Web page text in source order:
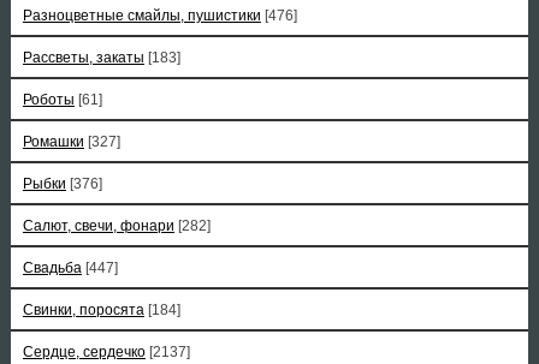
Разноцветные смайлы, пушистики [476]
Рассветы, закаты [183]
Роботы [61]
Ромашки [327]
Рыбки [376]
Салют, свечи, фонари [282]
Свадьба [447]
Свинки, поросята [184]
Сердце, сердечко [2137]